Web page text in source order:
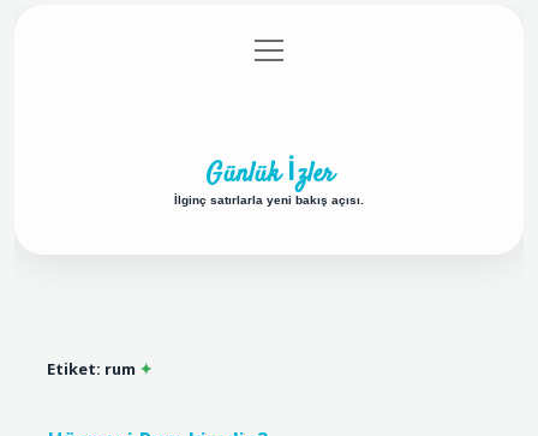
Gizlilik Politikası
menüyü
aç
Günlük İzler
İlginç satırlarla yeni bakış açısı.
Etiket: rum